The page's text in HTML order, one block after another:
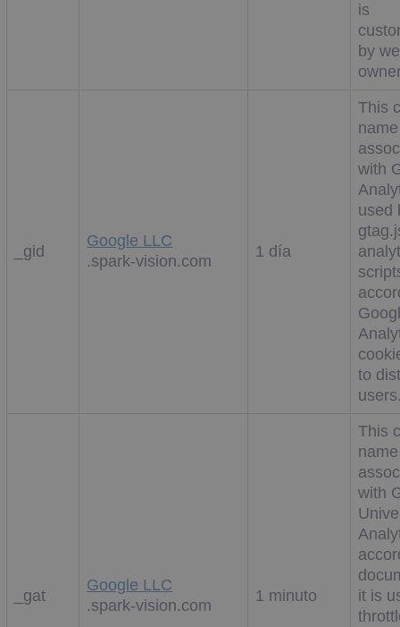
is
by
_gid
Google LLC
.spark-vision.com
1 día
This
with
used
to
_gat
Google LLC
.spark-vision.com
1 minuto
This
with
it is